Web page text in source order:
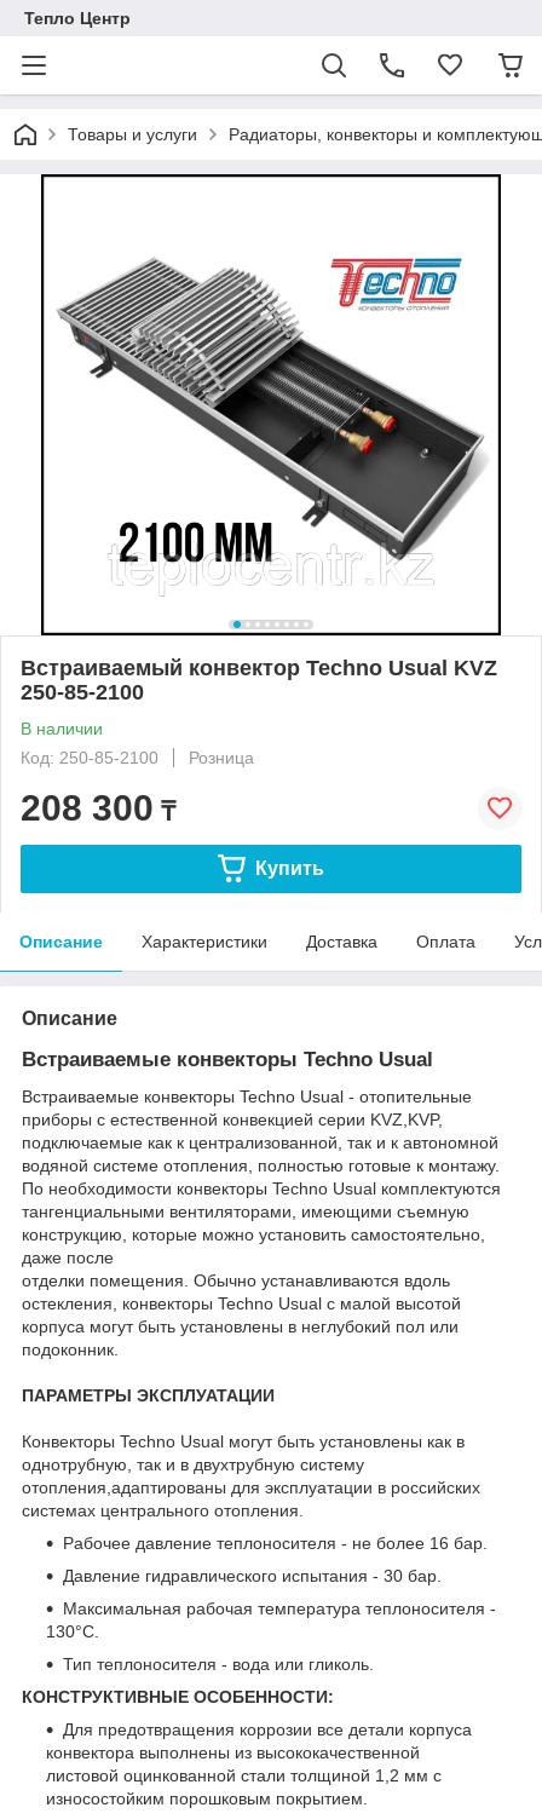
Тепло Центр
Товары и услуги Радиаторы, конвекторы и
Встраиваемый конвектор Techno Usual KVZ
250-85-2100
В наличии
Код: 250-85-2100
Розница
208 300 ₸
Купить
Описание Характеристики Доставка Оплата
Описание
Встраиваемые конвекторы Techno Usual
Встраиваемые конвекторы Techno Usual - отопительные
приборы с естественной конвекцией серии KVZ,KVP,
подключаемые как к централизованной, так и к автономной
водяной системе отопления, полностью готовые к монтажу.
По необходимости конвекторы Techno Usual комплектуются
тангенциальными вентиляторами, имеющими съемную
конструкцию, которые можно установить самостоятельно,
даже после
отделки помещения. Обычно устанавливаются вдоль
остекления, конвекторы Techno Usual с малой высотой
корпуса могут быть установлены в неглубокий пол или
подоконник.
ПАРАМЕТРЫ ЭКСПЛУАТАЦИИ
Конвекторы Techno Usual могут быть установлены как в
однотрубную, так и в двухтрубную систему
отопления,адаптированы для эксплуатации в российских
системах центрального отопления.
Рабочее давление теплоносителя - не более 16 бар.
Давление гидравлического испытания - 30 бар.
Максимальная рабочая температура теплоносителя -
130°С.
Тип теплоносителя - вода или гликоль.
КОНСТРУКТИВНЫЕ ОСОБЕННОСТИ:
Для предотвращения коррозии все детали корпуса
конвектора выполнены из высококачественной
листовой оцинкованной стали толщиной 1,2 мм с
износостойким порошковым покрытием.